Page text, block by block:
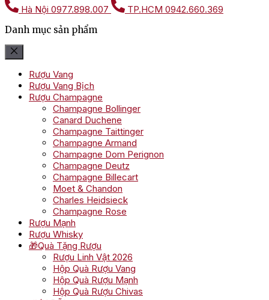
Hà Nội 0977.898.007 TP.HCM 0942.660.369
Danh mục sản phẩm
Rượu Vang
Rượu Vang Bịch
Rượu Champagne
Champagne Bollinger
Canard Duchene
Champagne Taittinger
Champagne Armand
Champagne Dom Perignon
Champagne Deutz
Champagne Billecart
Moet & Chandon
Charles Heidsieck
Champagne Rose
Rượu Mạnh
Rượu Whisky
🎁Quà Tặng Rượu
Rượu Linh Vật 2026
Hộp Quà Rượu Vang
Hộp Quà Rượu Mạnh
Hộp Quà Rượu Chivas